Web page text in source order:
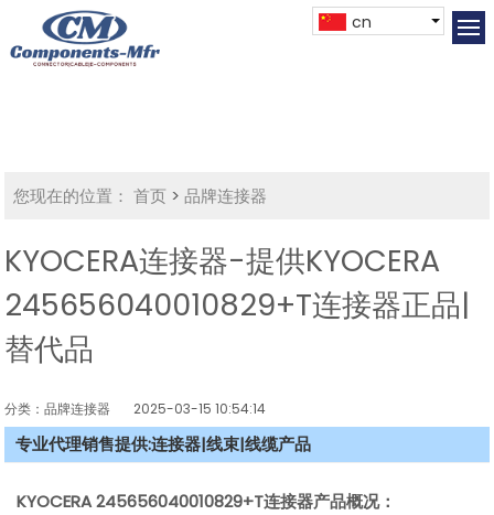
cn
您现在的位置： 首页 >品牌连接器
KYOCERA连接器-提供KYOCERA
245656040010829+T连接器正品|
替代品
分类：品牌连接器 2025-03-15 10:54:14
专业代理销售提供:连接器|线束|线缆产品
KYOCERA245656040010829+T连接器产品概况：